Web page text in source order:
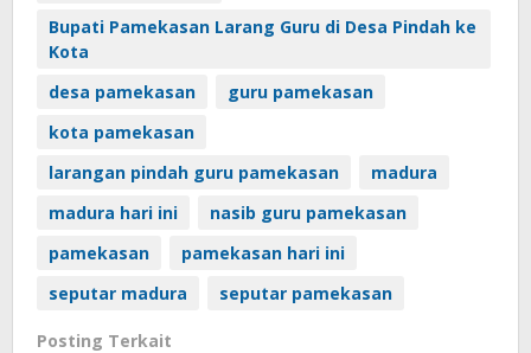
Bupati Pamekasan Larang Guru di Desa Pindah ke
Kota
desa pamekasan
guru pamekasan
kota pamekasan
larangan pindah guru pamekasan
madura
madura hari ini
nasib guru pamekasan
pamekasan
pamekasan hari ini
seputar madura
seputar pamekasan
Posting Terkait